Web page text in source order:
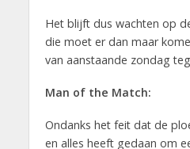
Het blijft dus wachten op
die moet er dan maar
van aanstaande
Man of the Match:
Ondanks het feit dat de
en alles heeft gedaan om